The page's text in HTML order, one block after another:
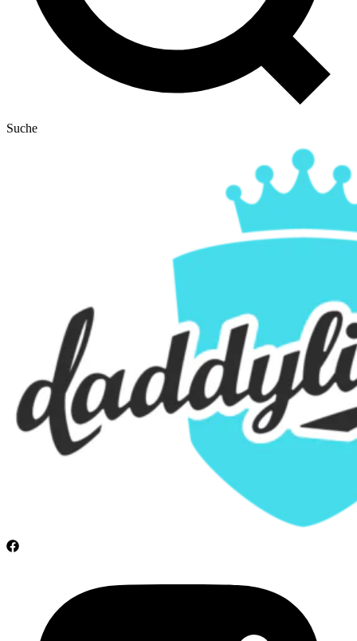
Suche